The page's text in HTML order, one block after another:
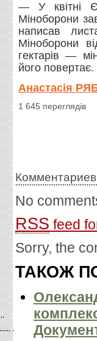
— У квітні
Міноборони
написав
Міноборони
гектарів —
його повертає.
Анастасія
1 645 переглядів
No
RSS feed
Sorry, the
ТАКОЖ